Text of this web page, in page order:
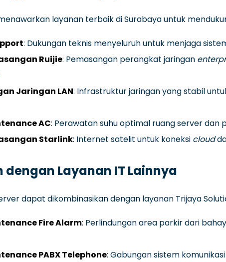
layanan terbaik di Surabaya untuk
: Dukungan teknis menyeluruh untuk menjaga
Ruijie: Pemasangan perangkat jaringan
Jaringan LAN: Infrastruktur jaringan yang stabil
AC: Perawatan suhu optimal ruang server dan
Starlink: Internet satelit untuk koneksi cloud
dengan Layanan IT Lainnya
dapat dikombinasikan dengan layanan Trijaya
Fire Alarm: Perlindungan area parkir dari
PABX Telephone: Gabungan sistem